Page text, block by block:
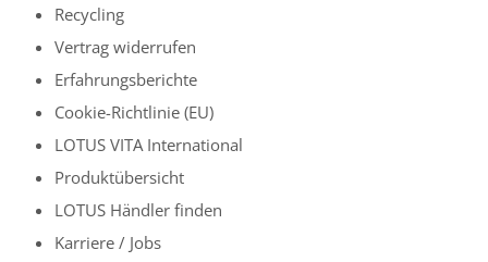
Recycling
Vertrag widerrufen
Erfahrungsberichte
Cookie-Richtlinie (EU)
LOTUS VITA International
Produktübersicht
LOTUS Händler finden
Karriere / Jobs